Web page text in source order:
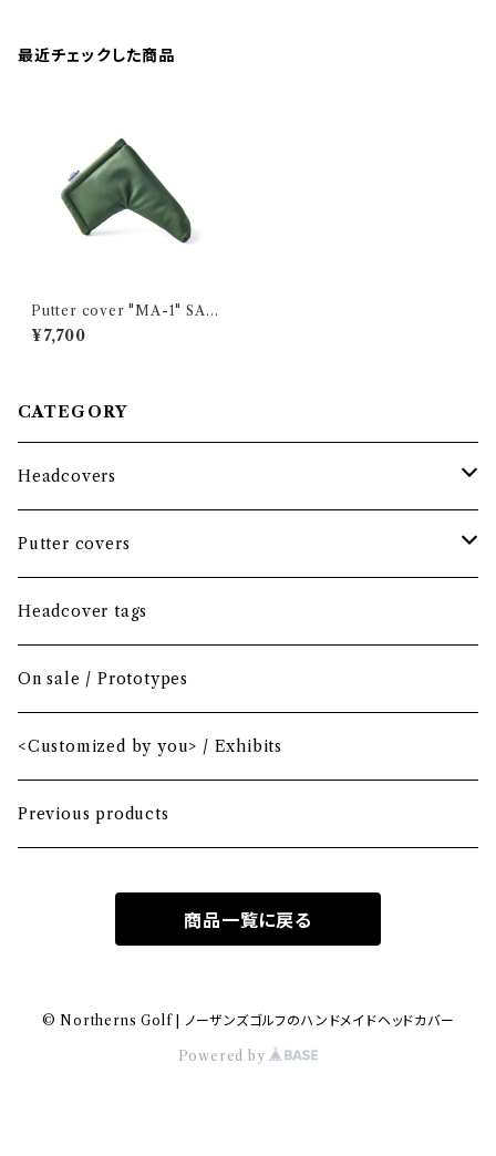
最近チェックした商品
Putter cover "MA-1" SAGE
GREEN / Blade
¥7,700
CATEGORY
Headcovers
Headcover bundle
Driver
Mini Driver (Option)
Fairway wood
Hybrid
MA-1 heavy nylon
Hawaiian
Putter covers
Blade
Small mallet
Mid mallet
Large mallet
Headcover tags
On sale / Prototypes
<Customized by you> / Exhibits
Previous products
商品一覧に戻る
© Northerns Golf | ノーザンズゴルフのハンドメイドヘッドカバー
Powered by